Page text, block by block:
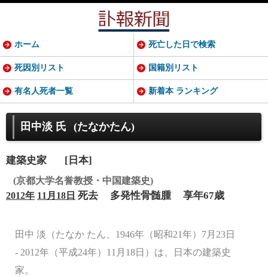
田中淡 氏 (たなかたん)
建築史家 [日本]
(京都大学名誉教授・中国建築史)
2012年 11月18日 死去 多発性骨髄腫 享年67歳
田中 淡（たなか たん、1946年（昭和21年）7月23日
- 2012年（平成24年）11月18日）は、日本の建築史
家。
ホーム 死亡した日で検索
死因別リスト 国籍別リスト
有名人死者一覧 新着本 ランキング